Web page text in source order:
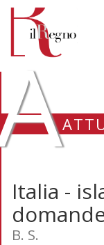
Italia -
B. S.